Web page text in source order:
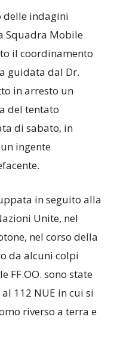
delle indagini
Squadra Mobile
il coordinamento
guidata dal Dr.
in arresto un
del tentato
di sabato, in
ingente
in seguito alla
Unite, nel
nel corso della
da alcuni colpi
FF.OO. sono state
112 NUE in cui si
riverso a terra e